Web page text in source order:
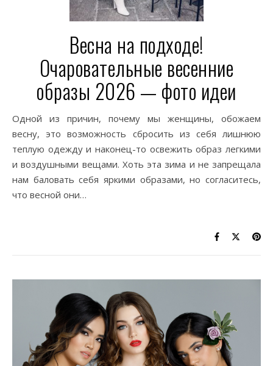
Весна на подходе!
Очаровательные весенние
образы 2026 — фото идеи
Одной из причин, почему мы женщины, обожаем
весну, это возможность сбросить из себя лишнюю
теплую одежду и наконец-то освежить образ легкими
и воздушными вещами. Хоть эта зима и не запрещала
нам баловать себя яркими образами, но согласитесь,
что весной они…